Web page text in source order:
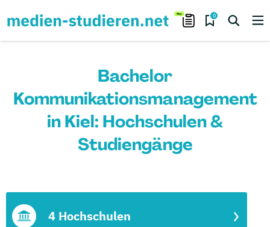
0
Bachelor
Kommunikationsmanagement
in Kiel: Hochschulen &
Studiengänge
4 Hochschulen